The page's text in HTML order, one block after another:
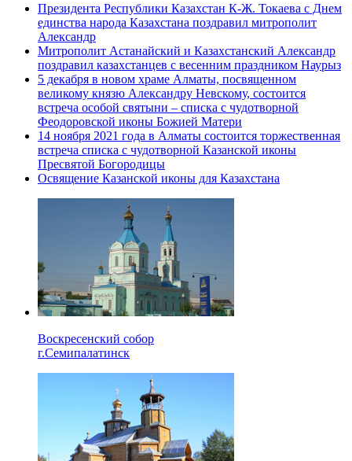
Президента Республики Казахстан К-Ж. Токаева с Днем
единства народа Казахстана поздравил митрополит
Александр
Митрополит Астанайский и Казахстанский Александр
поздравил казахстанцев с весенним праздником Наурыз
5 декабря в новом храме Алматы, посвященном
великому князю Александру Невскому, состоится
встреча особой святыни – списка с чудотворной
Феодоровской иконы Божией Матери
14 ноября 2021 года в Алматы состоится торжественная
встреча списка с чудотворной Казанской иконы
Пресвятой Богородицы
Освящение Казанской иконы для Казахстана
Воскресенский собор
г.Семипалатинск